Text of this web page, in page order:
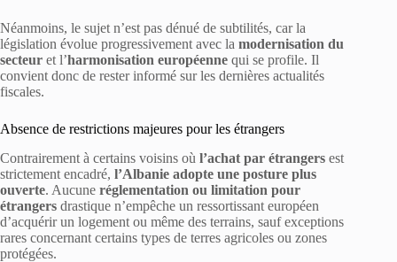
Néanmoins, le sujet n’est pas dénué de subtilités, car la
législation évolue progressivement avec la modernisation du
secteur et l’harmonisation européenne qui se profile. Il
convient donc de rester informé sur les dernières actualités
fiscales.
Absence de restrictions majeures pour les étrangers
Contrairement à certains voisins où l’achat par étrangers est
strictement encadré, l’Albanie adopte une posture plus
ouverte. Aucune réglementation ou limitation pour
étrangers drastique n’empêche un ressortissant européen
d’acquérir un logement ou même des terrains, sauf exceptions
rares concernant certains types de terres agricoles ou zones
protégées.